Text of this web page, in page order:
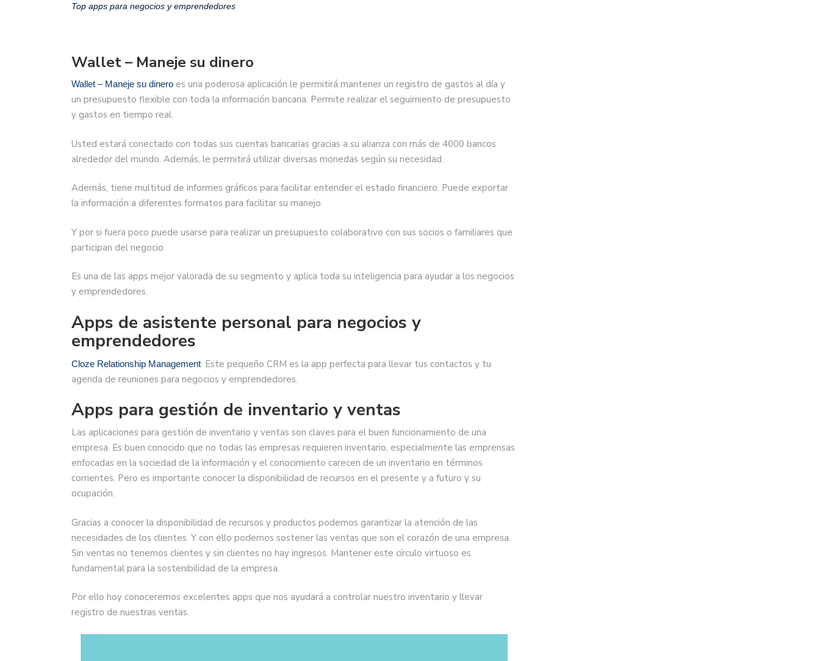
Top apps para negocios y emprendedores
Wallet – Maneje su dinero
Wallet – Maneje su dinero es una poderosa aplicación le permitirá mantener un registro de gastos al día y
un presupuesto flexible con toda la información bancaria. Permite realizar el seguimiento de presupuesto
y gastos en tiempo real.
Usted estará conectado con todas sus cuentas bancarias gracias a su alianza con más de 4000 bancos
alrededor del mundo. Además, le permitirá utilizar diversas monedas según su necesidad.
Además, tiene multitud de informes gráficos para facilitar entender el estado financiero. Puede exportar
la información a diferentes formatos para facilitar su manejo.
Y por si fuera poco puede usarse para realizar un presupuesto colaborativo con sus socios o familiares que
participan del negocio.
Es una de las apps mejor valorada de su segmento y aplica toda su inteligencia para ayudar a los negocios
y emprendedores.
Apps de asistente personal para negocios y
emprendedores
Cloze Relationship Management: Este pequeño CRM es la app perfecta para llevar tus contactos y tu
agenda de reuniones para negocios y emprendedores.
Apps para gestión de inventario y ventas
Las aplicaciones para gestión de inventario y ventas son claves para el buen funcionamiento de una
empresa. Es buen conocido que no todas las empresas requieren inventario, especialmente las emprensas
enfocadas en la sociedad de la información y el conocimiento carecen de un inventario en términos
corrientes. Pero es importante conocer la disponibilidad de recursos en el presente y a futuro y su
ocupación.
Gracias a conocer la disponibilidad de recursos y productos podemos garantizar la atención de las
necesidades de los clientes. Y con ello podemos sostener las ventas que son el corazón de una empresa.
Sin ventas no tenemos clientes y sin clientes no hay ingresos. Mantener este círculo virtuoso es
fundamental para la sostenibilidad de la empresa.
Por ello hoy conoceremos excelentes apps que nos ayudará a controlar nuestro inventario y llevar
registro de nuestras ventas.